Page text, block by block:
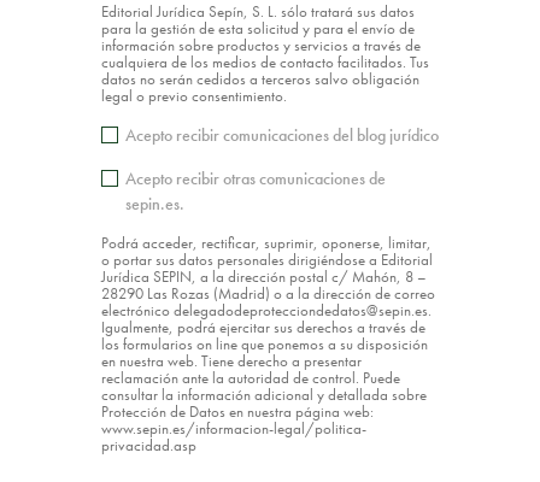
Editorial Jurídica Sepín, S. L. sólo tratará sus datos
para la gestión de esta solicitud y para el envío de
información sobre productos y servicios a través de
cualquiera de los medios de contacto facilitados. Tus
datos no serán cedidos a terceros salvo obligación
legal o previo consentimiento.
Acepto recibir comunicaciones del blog jurídico
Acepto recibir otras comunicaciones de
sepin.es.
Podrá acceder, rectificar, suprimir, oponerse, limitar,
o portar sus datos personales dirigiéndose a Editorial
Jurídica SEPIN, a la dirección postal c/ Mahón, 8 –
28290 Las Rozas (Madrid) o a la dirección de correo
electrónico delegadodeprotecciondedatos@sepin.es.
Igualmente, podrá ejercitar sus derechos a través de
los formularios on line que ponemos a su disposición
en nuestra web. Tiene derecho a presentar
reclamación ante la autoridad de control. Puede
consultar la información adicional y detallada sobre
Protección de Datos en nuestra página web:
www.sepin.es/informacion-legal/politica-
privacidad.asp